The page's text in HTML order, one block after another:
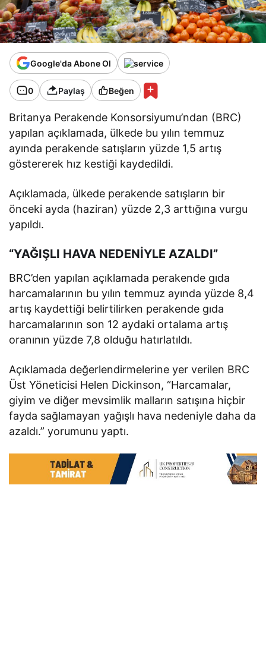
Google'da Abone Ol
0 Paylaş Beğen
Britanya Perakende Konsorsiyumu’ndan (BRC)
yapılan açıklamada, ülkede bu yılın temmuz
ayında perakende satışların yüzde 1,5 artış
göstererek hız kestiği kaydedildi.
Açıklamada, ülkede perakende satışların bir
önceki ayda (haziran) yüzde 2,3 arttığına vurgu
yapıldı.
“YAĞIŞLI HAVA NEDENİYLE AZALDI”
BRC’den yapılan açıklamada perakende gıda
harcamalarının bu yılın temmuz ayında yüzde 8,4
artış kaydettiği belirtilirken perakende gıda
harcamalarının son 12 aydaki ortalama artış
oranının yüzde 7,8 olduğu hatırlatıldı.
Açıklamada değerlendirmelerine yer verilen BRC
Üst Yöneticisi Helen Dickinson, “Harcamalar,
giyim ve diğer mevsimlik malların satışına hiçbir
fayda sağlamayan yağışlı hava nedeniyle daha da
azaldı.” yorumunu yaptı.